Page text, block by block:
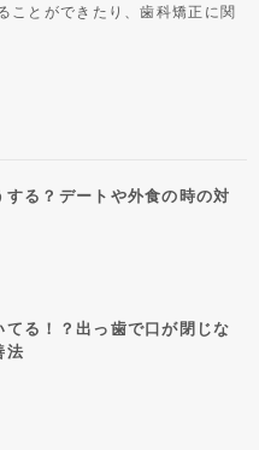
ことができたり、歯科矯正に関
る？デートや外食の時の対
る！？出っ歯で口が閉じな
法